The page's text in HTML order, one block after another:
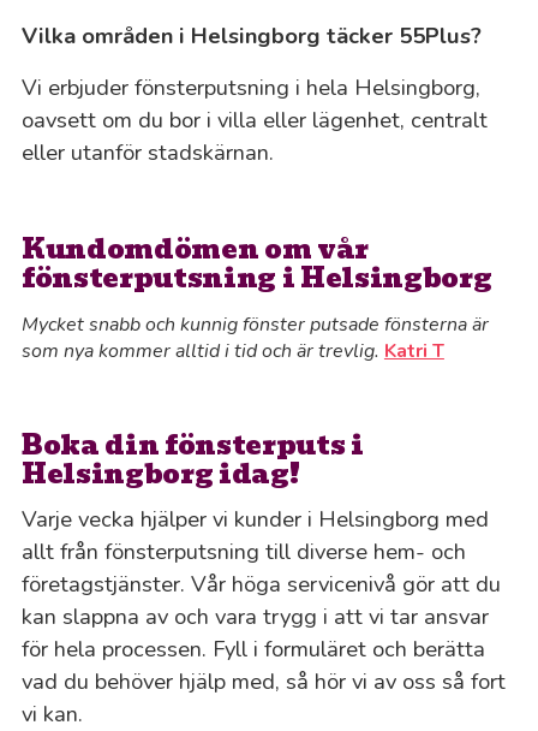
Vilka områden i Helsingborg täcker 55Plus?
Vi erbjuder fönsterputsning i hela Helsingborg,
oavsett om du bor i villa eller lägenhet, centralt
eller utanför stadskärnan.
Kundomdömen om vår
fönsterputsning i Helsingborg
Mycket snabb och kunnig fönster putsade fönsterna är
som nya kommer alltid i tid och är trevlig. Katri T
Boka din fönsterputs i
Helsingborg idag!
Varje vecka hjälper vi kunder i Helsingborg med
allt från fönsterputsning till diverse hem- och
företagstjänster. Vår höga servicenivå gör att du
kan slappna av och vara trygg i att vi tar ansvar
för hela processen. Fyll i formuläret och berätta
vad du behöver hjälp med, så hör vi av oss så fort
vi kan.